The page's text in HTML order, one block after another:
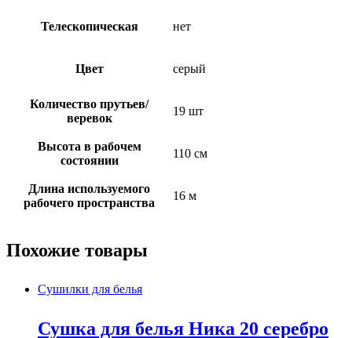
Телескопическая нет
Цвет серый
Количество прутьев/
веревок
19 шт
Высота в рабочем
состоянии
110 см
Длина используемого
рабочего пространства
16 м
Похожие товары
Сушилки для белья
Сушка для белья Ника 20 серебро